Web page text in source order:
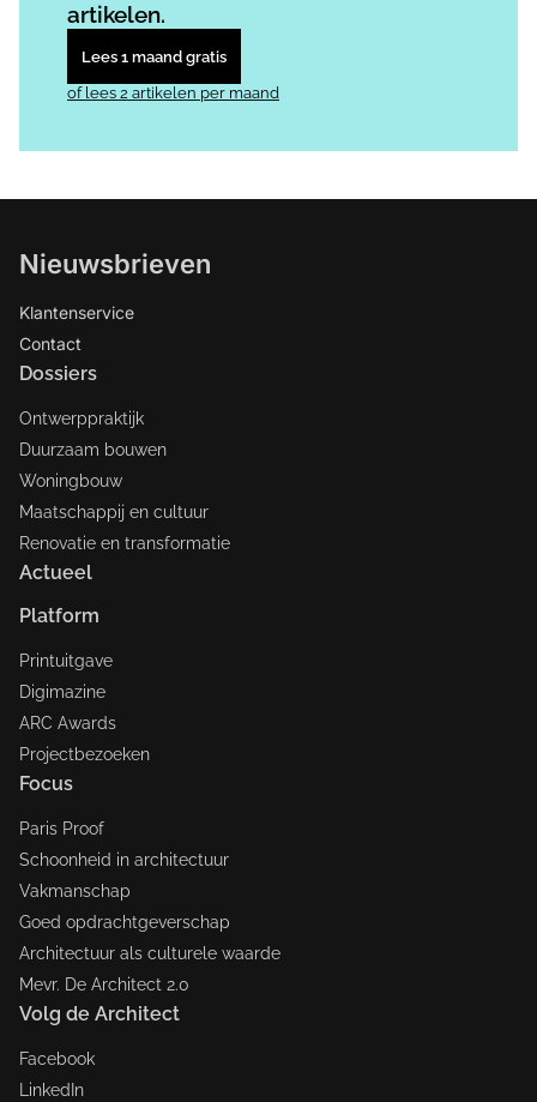
artikelen.
Lees 1 maand gratis
of lees 2 artikelen per maand
Nieuwsbrieven
Klantenservice
Contact
Dossiers
Ontwerppraktijk
Duurzaam bouwen
Woningbouw
Maatschappij en cultuur
Renovatie en transformatie
Actueel
Platform
Printuitgave
Digimazine
ARC Awards
Projectbezoeken
Focus
Paris Proof
Schoonheid in architectuur
Vakmanschap
Goed opdrachtgeverschap
Architectuur als culturele waarde
Mevr. De Architect 2.0
Volg de Architect
Facebook
LinkedIn